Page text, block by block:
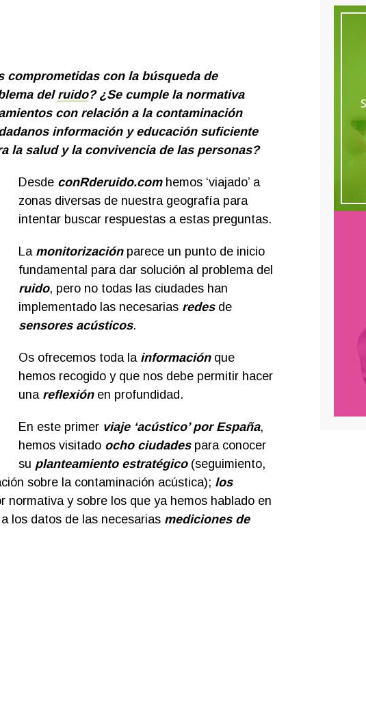
comprometidas con la búsqueda de
delruido? ¿Se cumple la normativa
con relación a la contaminación
información y educación suficiente
la salud y la convivencia de las personas?
DesdeconRderuido.comhemos ‘viajado’ a
zonas diversas de nuestra geografía para
intentar buscar respuestas a estas preguntas.
La monitorizaciónparece un punto de inicio
fundamental para dar solución al problema del
ruido, pero no todas las ciudades han
implementado las necesarias redesde
sensores acústicos.
Os ofrecemos toda la informaciónque
hemos recogido y que nos debe permitir hacer
una reflexiónen profundidad.
En este primer viaje ‘acústico’ por España,
hemos visitado ocho ciudadespara conocer
su planteamiento estratégico(seguimiento,
sobre la contaminación acústica); los
normativa y sobre los que ya hemos hablado en
los datos de las necesarias mediciones de